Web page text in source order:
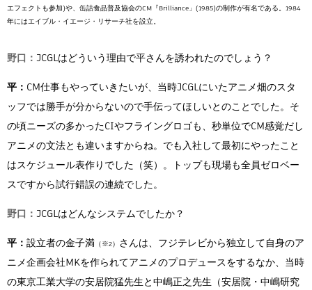
エフェクトも参加)や、缶詰食品普及協会のCM『Brilliance」(1985)の制作が有名である。1984
年にはエイブル・イエージ・リサーチ社を設立。
野口： JCGLはどういう理由で平さんを誘われたのでしょう？
平： CM仕事もやっていきたいが、当時JCGLにいたアニメ畑のスタ
ッフでは勝手が分からないので手伝ってほしいとのことでした。そ
の頃ニーズの多かったCIやフライングロゴも、秒単位でCM感覚だし
アニメの文法とも違いますからね。でも入社して最初にやったこと
はスケジュール表作りでした（笑）。トップも現場も全員ゼロベー
スですから試行錯誤の連続でした。
野口： JCGLはどんなシステムでしたか？
平： 設立者の金子満 （※2） さんは、フジテレビから独立して自身のア
ニメ企画会社MKを作られてアニメのプロデュースをするなか、当時
の東京工業大学の安居院猛先生と中嶋正之先生（安居院・中嶋研究